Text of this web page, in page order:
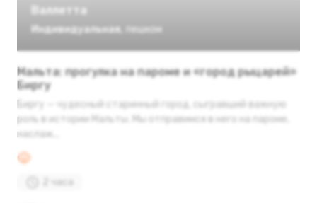
Валлетта
Индивидуальная пешком
Мальта: прогулка на пароме и «город рыцарей»
Биргу
Биргу — чудесный старинный город, сыгравший важную
роль в истории Мальты. Мы отправимся в него на пароме,
наслаж...
2 часа